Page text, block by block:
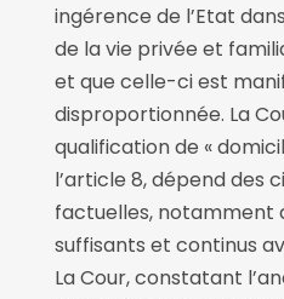
ingérence de l’Etat
de la vie privée et
et que celle-ci est
disproportionnée. La
qualification de «
l’article 8, dépend des
factuelles, notamment
suffisants et continus
La Cour, constatant